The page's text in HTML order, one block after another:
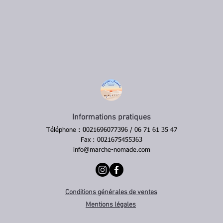
Informations pratiques
Téléphone : 0021696077396 / 06 71 61 35 47
Fax : 0021675455363
info@marche-nomade.com
Conditions générales de ventes
Mentions légales